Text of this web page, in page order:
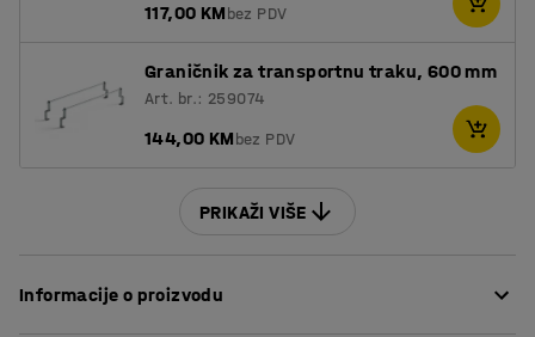
117,00 KMbez PDV
Graničnik za transportnu traku, 600 mm
Art. br.: 259074
144,00 KMbez PDV
PRIKAŽI VIŠE
Informacije o proizvodu